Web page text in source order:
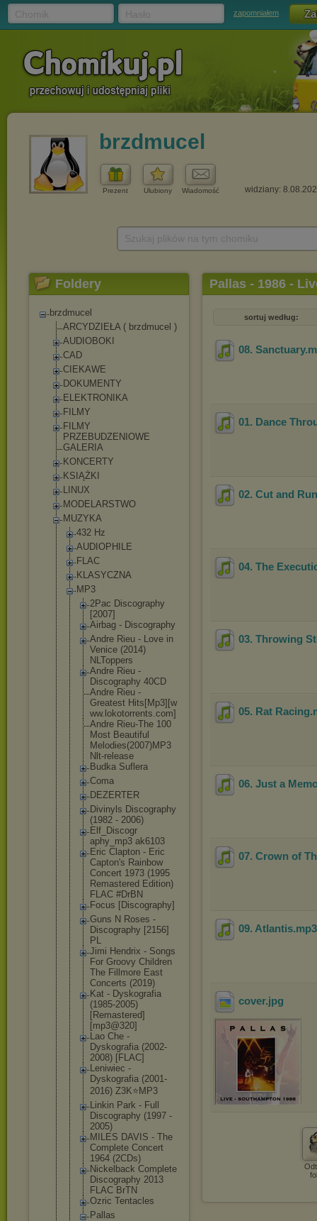
zapomniałem
brzdmucel
Prezent Ulubiony Wiadomość widziany:
Foldery
brzdmucel
ARCYDZIEŁA ( brzdmucel )
AUDIOBOKI
CAD
CIEKAWE
DOKUMENTY
ELEKTRONIKA
FILMY
FILMY
PRZEBUDZENIOWE
GALERIA
KONCERTY
KSIĄŻKI
LINUX
MODELARSTWO
MUZYKA
432 Hz
AUDIOPHILE
FLAC
KLASYCZNA
MP3
2Pac Discography
[2007]
Airbag - Discography
Andre Rieu - Love in
Venice (2014)
NLToppers
Andre Rieu -
Discography 40CD
Andre Rieu -
Greatest Hits[Mp3][w
ww.lokotorrents.com]
Andre Rieu-The 100
Most Beautiful
Melodies(2007)MP3
Nlt-release
Budka Suflera
Coma
DEZERTER
Divinyls Discography
(1982 - 2006)
Elf_Discogr
aphy_mp3 ak6103
Eric Clapton - Eric
Capton's Rainbow
Concert 1973 (1995
Remastered Edition)
FLAC #DrBN
Focus [Discography]
Guns N Roses -
Discography [2156]
PL
Jimi Hendrix - Songs
For Groovy Children
The Fillmore East
Concerts (2019)
Kat - Dyskografia
(1985-2005)
[Remastered]
[mp3@320]
Lao Che -
Dyskografia (2002-
2008) [FLAC]
Leniwiec -
Dyskografia (2001-
2016) Z3K⭐MP3
Linkin Park - Full
Discography (1997 -
2005)
MILES DAVIS - The
Complete Concert
1964 (2CDs)
Nickelback Complete
Discography 2013
FLAC BrTN
Ozric Tentacles
Pallas
Pallas - 1986 -
sortuj według:
08. Sanctuary
01. Dance
02. Cut and Run
04. The
03. Throwing
05. Rat Racing
06. Just a
07. Crown of
09. Atlantis
cover.jpg